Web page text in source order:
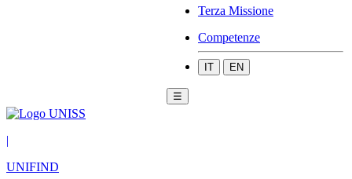
Terza Missione
Competenze
IT EN
☰
|
UNIFIND